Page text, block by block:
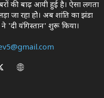
की बाढ़ आयी हुई है। ऐसा लगता
जा रहा होे। अब शांति का झंडा
ने 'दी यंगिस्तान' शुरू किया।